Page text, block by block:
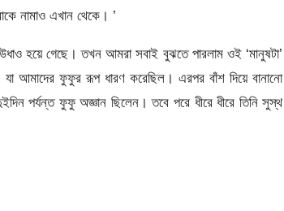
নামাও এখান থেকে। ’
হয়ে গেছে। তখন আমরা সবাই বুঝতে পারলাম ওই ‘মানুষটা’
ফুফুর রূপ ধারণ করেছিল। এরপর বাঁশ দিয়ে বানানো
পর্যন্ত ফুফু অজ্ঞান ছিলেন। তবে পরে ধীরে ধীরে তিনি সুস্থ